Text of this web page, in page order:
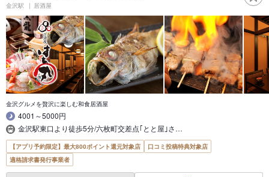
金沢駅 居酒屋
金沢グルメを贅沢に楽しむ和食居酒屋
4001～5000円
金沢駅東口より徒歩5分/六枚町交差点｢とと屋｣さ…
【アプリ予約限定】最大800ポイント還元対象店
口コミ投稿特典対象店
適格請求書発行事業者